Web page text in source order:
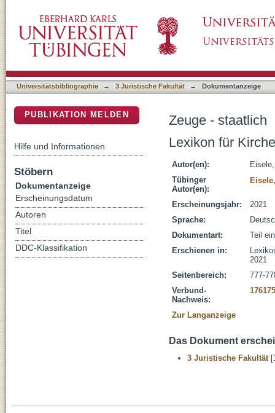
Universitätsbibliographie → 3 Juristische Fakultät → Dokumentanzeige
Zeuge - staatlich
Lexikon für
Autor(en):
Tübinger
Autor(en):
Erscheinungsjahr:
2021
Sprache:
Dokumentart:
Teil
Erschienen in:
2021
Seitenbereich:
777-
Verbund-
Nachweis:
Zur Langanzeige
Das Dokument
3 Juristische Fakultät
PUBLIKATION MELDEN
Hilfe und Informationen
Stöbern
Dokumentanzeige
Erscheinungsdatum
Autoren
Titel
DDC-Klassifikation